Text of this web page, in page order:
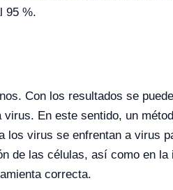
95 %.
Con los resultados se
En este sentido, un
virus se enfrentan a virus
de las células, así como en la
correcta.